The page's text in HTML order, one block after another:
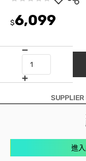
$6,099
進